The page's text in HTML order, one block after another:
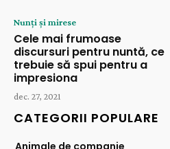
Nunți și mirese
Cele mai frumoase
discursuri pentru nuntă, ce
trebuie să spui pentru a
impresiona
dec. 27, 2021
CATEGORII POPULARE
Animale de companie